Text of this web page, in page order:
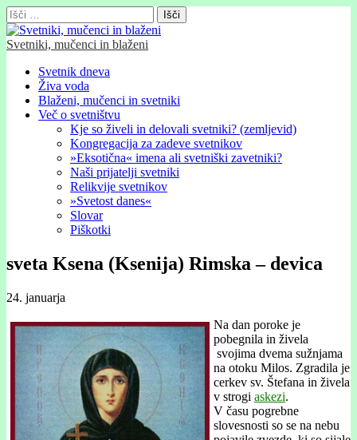
Išči:
Svetniki, mučenci in blaženi
Glavni
meni
Skip
content
Svetnik dneva
Živa voda
Blaženi, mučenci in svetniki
Več o svetništvu
Kje so živeli in delovali svetniki? (zemljevid)
Kongregacija za zadeve svetnikov
»Eksotična« imena ali svetniški zavetniki?
Naši prijatelji svetniki
Relikvije svetnikov
»Svetost danes«
Slovar
Piškotki
sveta Ksena (Ksenija) Rimska – devica
24. januarja
Na dan poroke je
pobegnila in živela
svojima dvema sužnjama
na otoku Milos. Zgradila je
cerkev sv. Štefana in živela
v strogi askezi.
V času pogrebne
slovesnosti so se na nebu